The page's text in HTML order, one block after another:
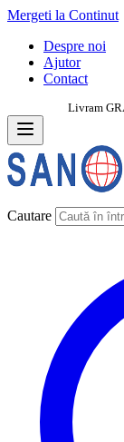
Mergeti la Continut
Despre noi
Ajutor
Contact
Livram
Cautare